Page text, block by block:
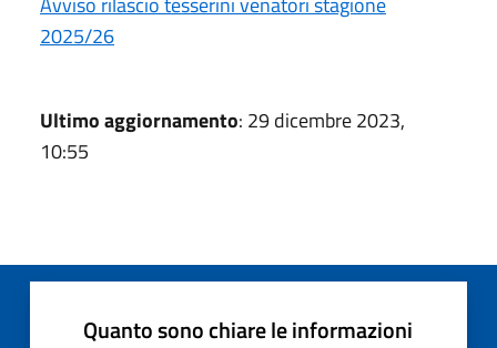
2025/26
Ultimo aggiornamento: 29 dicembre 2023,
10:55
Quanto sono chiare le informazioni